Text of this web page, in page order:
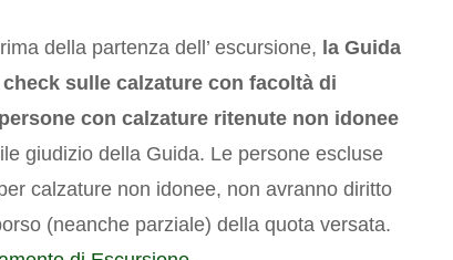
della partenza dell’ escursione, la Guida
sulle calzature con facoltà di
con calzature ritenute non idonee
giudizio della Guida. Le persone escluse
calzature non idonee, non avranno diritto
(neanche parziale) della quota versata.